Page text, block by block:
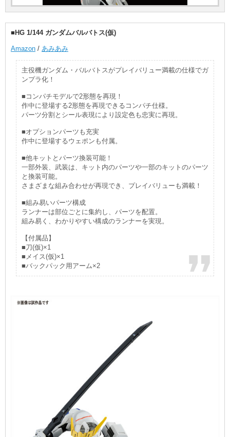
■HG 1/144 ガンダムバルバトス(仮)
Amazon / あみあみ
主役機ガンダム・バルバトスがプレイバリュー満載の仕様でガ
ンプラ化！
■コンパチモデルで2形態を再現！
作中に登場する2形態を再現できるコンパチ仕様。
パーツ分割とシール表現により設定色も忠実に再現。
■オプションパーツも充実
作中に登場するウェポンも付属。
■他キットとパーツ換装可能！
一部外装、武装は、キット内のパーツや一部のキットのパーツ
と換装可能。
さまざまな組み合わせが再現でき、プレイバリューも満載！
■組み易いパーツ構成
ランナーは部位ごとに集約し、パーツを配置。
組み易く、わかりやすい構成のランナーを実現。
【付属品】
■刀(仮)×1
■メイス(仮)×1
■バックパック用アーム×2